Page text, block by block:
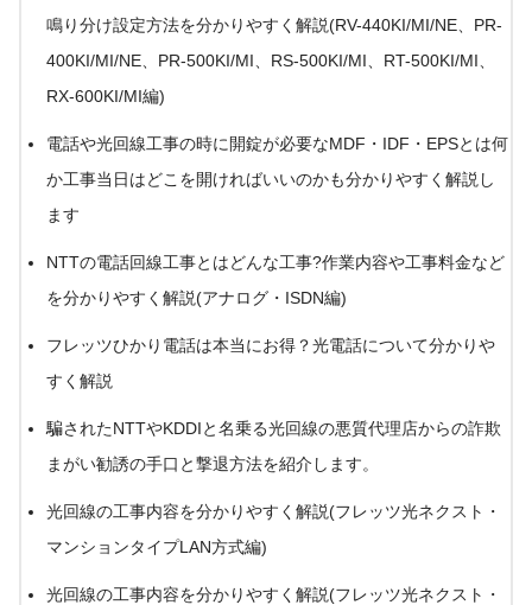
鳴り分け設定方法を分かりやすく解説(RV-440KI/MI/NE、PR-
400KI/MI/NE、PR-500KI/MI、RS-500KI/MI、RT-500KI/MI、
RX-600KI/MI編)
電話や光回線工事の時に開錠が必要なMDF・IDF・EPSとは何
か工事当日はどこを開ければいいのかも分かりやすく解説し
ます
NTTの電話回線工事とはどんな工事?作業内容や工事料金など
を分かりやすく解説(アナログ・ISDN編)
フレッツひかり電話は本当にお得？光電話について分かりや
すく解説
騙されたNTTやKDDIと名乗る光回線の悪質代理店からの詐欺
まがい勧誘の手口と撃退方法を紹介します。
光回線の工事内容を分かりやすく解説(フレッツ光ネクスト・
マンションタイプLAN方式編)
光回線の工事内容を分かりやすく解説(フレッツ光ネクスト・